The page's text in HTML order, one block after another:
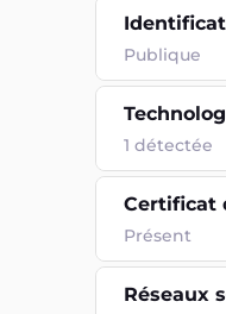
Publique
1 détectée
Certificat
Présent
Réseaux